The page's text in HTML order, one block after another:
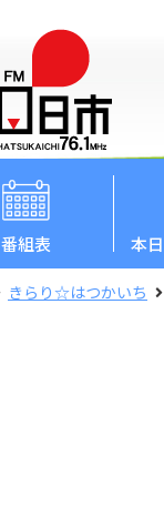
番組表 本日
きらり☆はつかいち